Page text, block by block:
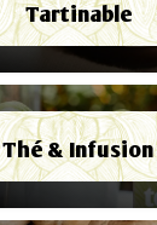
Tartinable
Thé & Infusion